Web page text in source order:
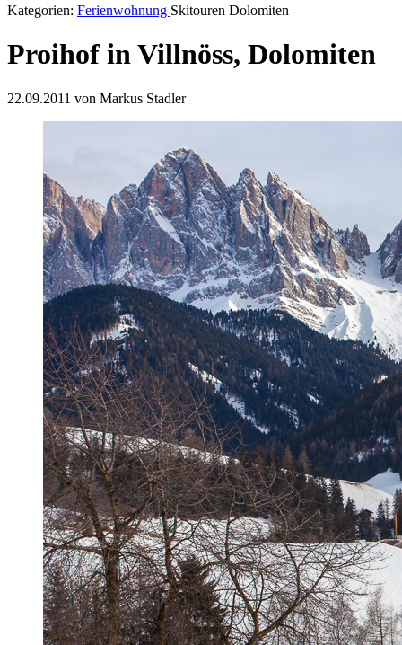
Kategorien: Ferienwohnung Skitouren Dolomiten
Proihof in Villnöss, Dolomiten
22.09.2011 von Markus Stadler